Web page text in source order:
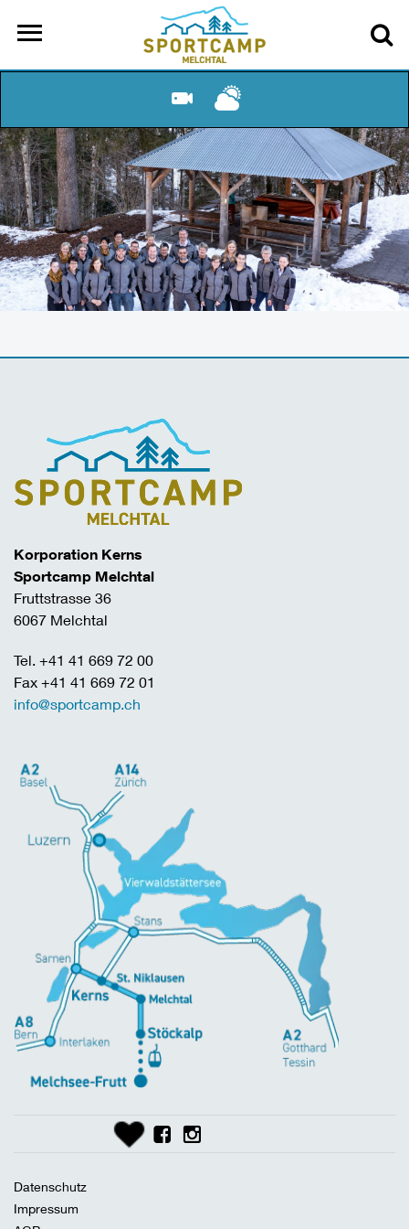
Korporation Kerns
Sportcamp Melchtal
Fruttstrasse 36
6067 Melchtal
Tel. +41 41 669 72 00
Fax +41 41 669 72 01
info@sportcamp.ch
Datenschutz
Impressum